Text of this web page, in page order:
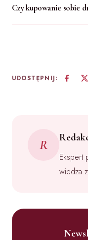
Czy kupowanie sobie
UDOSTĘPNIJ:
R
Ekspert
wiedza